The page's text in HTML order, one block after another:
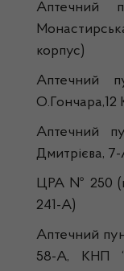
Аптечний
корпус)
Аптечний
Аптечний
Дмитрієва,
ЦРА № 250
241-А)
Аптечний
58-А, КНП